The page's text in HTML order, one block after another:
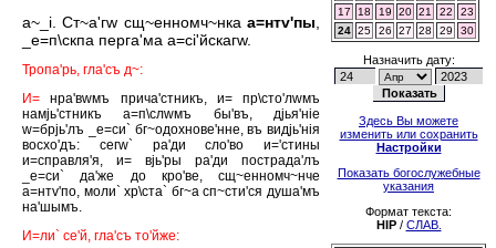
а~_i. Ст~а'гw сщ~енномч~нка а=нтv'пы
_е=п\скпа перга'ма а=сi'йскагw.
Тропа'рь, гла'съ д~:
И= нра'вwмъ прича'стникъ, и= пр\сто'лwмъ
намjь'стникъ а=п\слwмъ бы'въ, дjья'нiе
w=брjь'лъ _е=си` бг~одохнове'нне, въ видjь'нiя
восхо'дъ: сегw` ра'ди сло'во и='стины
и=справля'я, и= вjь'ры ра'ди пострада'лъ
_е=си` да'же до кро'ве, сщ~енномч~нче
а=нтv'по, моли` хр\ста` бг~а сп~сти'ся душа'мъ
на'шымъ.
И=ли` се'й, гла'съ то'йже:
17
18 19 20 21 22
23
24 25 26 27 28 29 30
Назначить дату:
Здесь Вы можете
изменить или сохранить
Настройки
Показать богослужебные
указания
Формат текста:
HIP/ СЛАВ.